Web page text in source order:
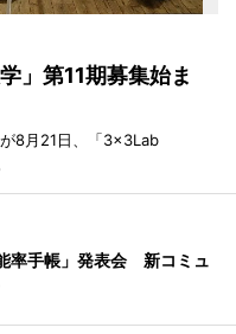
」第11期募集始ま
8月21日、「3×3Lab
率手帳」発表会 新コミュ